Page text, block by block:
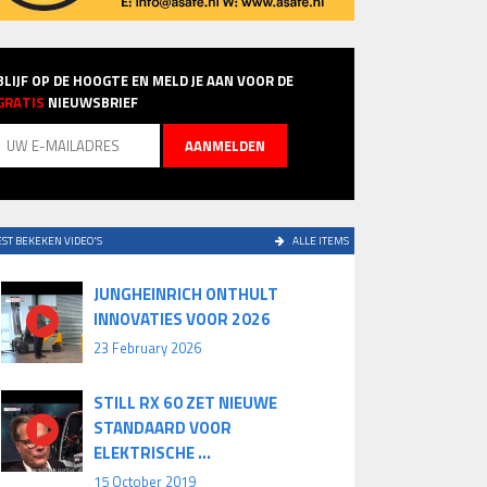
OP DE HOOGTE EN MELD JE AAN VOOR DE
NIEUWSBRIEF
BEKEKEN VIDEO'S ALLE ITEMS
JUNGHEINRICH ONTHULT
INNOVATIES VOOR 2026
23 February 2026
STILL RX 60 ZET NIEUWE
STANDAARD VOOR
ELEKTRISCHE ...
15 October 2019